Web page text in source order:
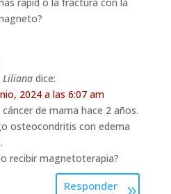
Liliana dice:
2024 a las 6:07 am
cáncer de mama hace 2 años.
osteocondritis con edema
recibir magnetoterapia?
Responder